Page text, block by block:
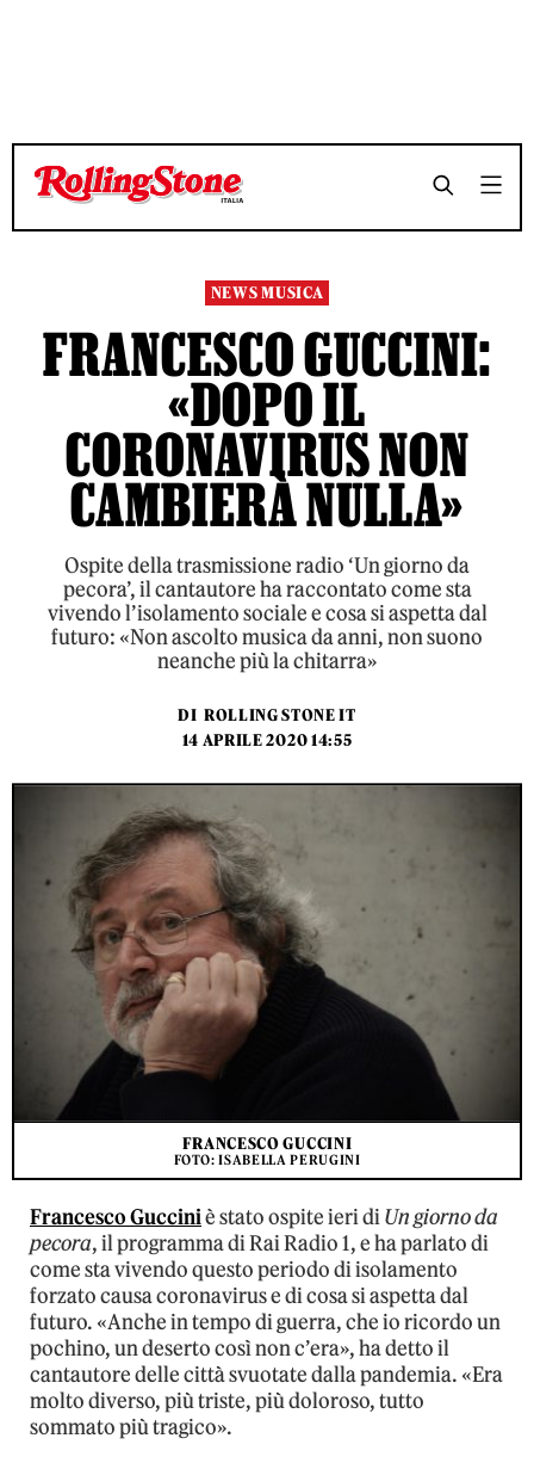
TEMPO DI LETTURA 3 MINUTI SHARE
TEMPO DI LETTURA 3 MINUTI SHARE
NEWS MUSICA
FRANCESCO GUCCINI:
«DOPO IL
CORONAVIRUS NON
CAMBIERÀ NULLA»
Ospite della trasmissione radio ‘Un giorno da
pecora’, il cantautore ha raccontato come sta
vivendo l’isolamento sociale e cosa si aspetta dal
futuro: «Non ascolto musica da anni, non suono
neanche più la chitarra»
DI ROLLING STONE IT
14 APRILE 2020 14:55
FRANCESCO GUCCINI
FOTO: ISABELLA PERUGINI
Francesco Gucciniè stato ospite ieri diUn giorno da
pecora, il programma di Rai Radio 1, e ha parlato di
come sta vivendo questo periodo di isolamento
forzato causa coronavirus e di cosa si aspetta dal
futuro. «Anche in tempo di guerra, che io ricordo un
pochino, un deserto così non c’era», ha detto il
cantautore delle città svuotate dalla pandemia. «Era
molto diverso, più triste, più doloroso, tutto
sommato più tragico».